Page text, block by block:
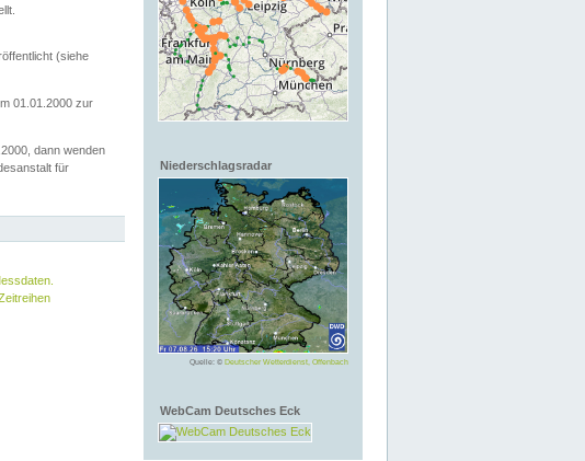
Niederschlagsradar
Quelle: © Deutscher Wetterdienst, Offenbach
WebCam Deutsches Eck
(siehe
01.01.2000 zur
dann wenden
für